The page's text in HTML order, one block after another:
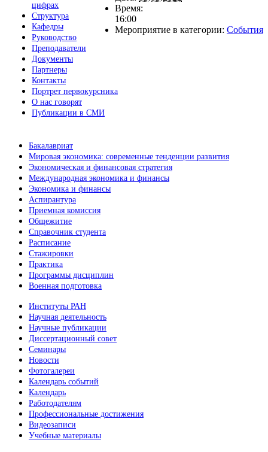
Время:
16:00
Мероприятие в категории: События
цифрах
Структура
Кафедры
Руководство
Преподаватели
Документы
Партнеры
Контакты
Портрет первокурсника
О нас говорят
Публикации в СМИ
Бакалавриат
Мировая экономика: современные тенденции развития
Экономическая и финансовая стратегия
Международная экономика и финансы
Экономика и финансы
Аспирантура
Приемная комиссия
Общежитие
Справочник студента
Расписание
Стажировки
Практика
Программы дисциплин
Военная подготовка
Институты РАН
Научная деятельность
Научные публикации
Диссертационный совет
Семинары
Новости
Фотогалереи
Календарь событий
Календарь
Работодателям
Профессиональные достижения
Видеозаписи
Учебные материалы